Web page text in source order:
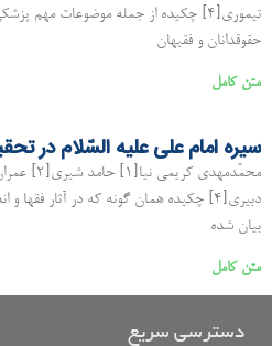
تیموری[۴] چکیده از جمله موضوعات مهم
حقوقدانان و فقیهان
متن کامل
سیره امام علی علیه السّلام در
دبیری[۴] چکیده همان گونه که در آثار
بیان شده
متن کامل
دسترسی سریع